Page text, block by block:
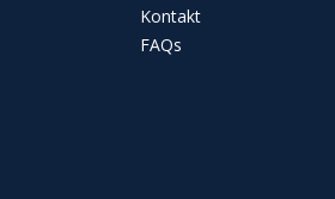
Kontakt
FAQs